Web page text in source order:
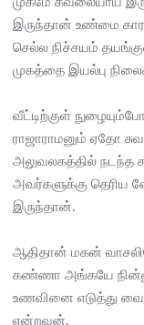
இருந்தான் உண்மை
செல்ல நிச்சயம்
முகத்தை இயல்பு
வீட்டிற்குள்
ராஜாராமனும் ஏதோ
அலுவலகத்தில்
அவர்களுக்கு தெரிய
இருந்தான்.
ஆதிதான் மகன்
கண்ணா அங்கயே
உணவினை எடுத்து
என்றவன்.